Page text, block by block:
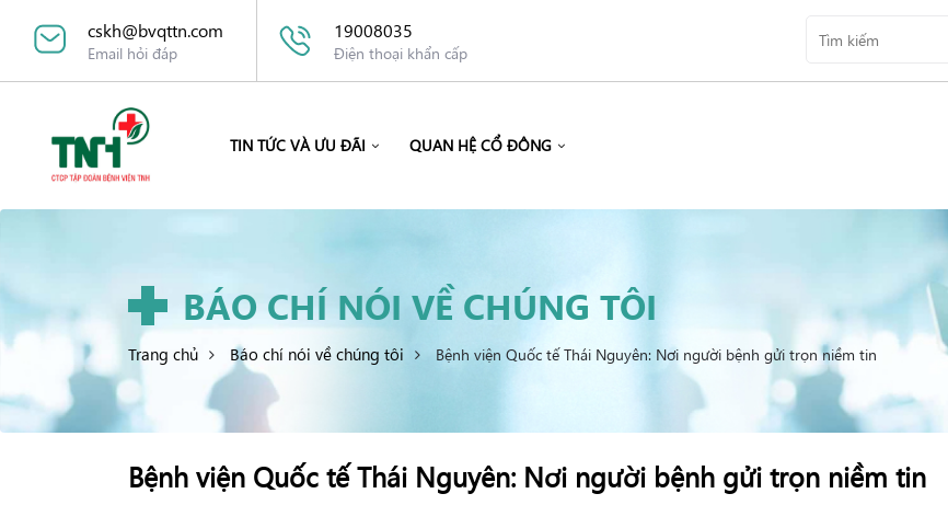
cskh@bvqttn.com
Email hỏi đáp
19008035
Điện thoại khẩn cấp
TIN TỨC VÀ ƯU ĐÃI QUAN HỆ CỔ ĐÔNG
BÁO CHÍ NÓI VỀ CHÚNG TÔI
Trang chủ Báo chí nói về chúng tôi Bệnh viện Quốc tế Thái Nguyên: Nơi người bệnh gửi trọn niềm tin
Bệnh viện Quốc tế Thái Nguyên: Nơi người bệnh gửi trọn niềm tin